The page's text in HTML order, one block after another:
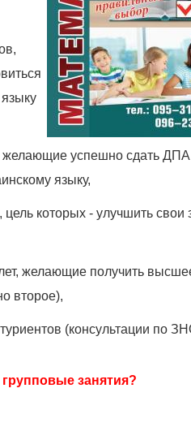
желающие успешно сдать
языку,
которых - улучшить свои
желающие получить
второе),
(консультации по
занятия?